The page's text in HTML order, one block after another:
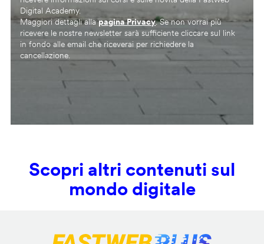
Digital Academy.
Maggiori dettagli allapagina Privacy. Se non vorrai più
ricevere le nostre newsletter sarà sufficiente cliccare sul link
in fondo alle email che riceverai per richiedere la
cancellazione.
Scopri altri contenuti sul
mondo digitale